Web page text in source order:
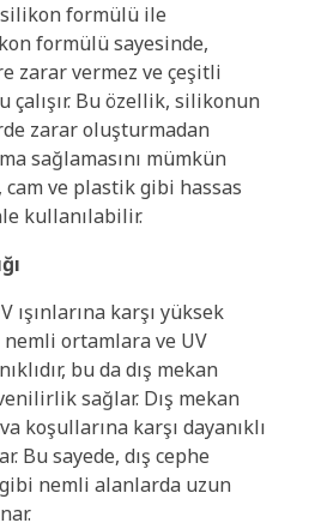
silikon formülü ile
formülü sayesinde,
zarar vermez ve çeşitli
çalışır. Bu özellik, silikonun
zarar oluşturmadan
sağlamasını mümkün
cam ve plastik gibi hassas
kullanılabilir.
ışınlarına karşı yüksek
nemli ortamlara ve UV
bu da dış mekan
sağlar. Dış mekan
koşullarına karşı dayanıklı
Bu sayede, dış cephe
nemli alanlarda uzun